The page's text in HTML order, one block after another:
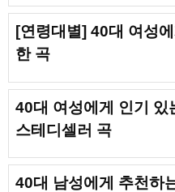
[연령대별] 40대 여성
한 곡
40대 여성에게 인기 있
스테디셀러 곡
40대 남성에게 추천하